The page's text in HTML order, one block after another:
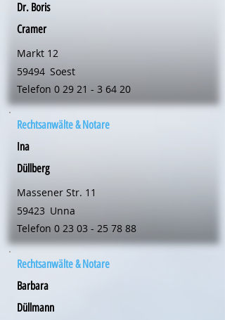
Dr. Boris
Cramer
Markt 12
59494 Soest
Telefon 0 29 21 - 3 64 20
Rechtsanwälte & Notare
Ina
Düllberg
Massener Str. 11
59423 Unna
Telefon 0 23 03 - 25 78 88
Rechtsanwälte & Notare
Barbara
Düllmann